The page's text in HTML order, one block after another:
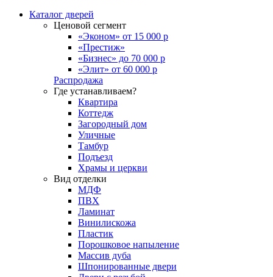
Каталог дверей
Ценовой сегмент
«Эконом» от 15 000 р
«Престиж»
«Бизнес» до 70 000 р
«Элит» от 60 000 р
Распродажа
Где устанавливаем?
Квартира
Коттедж
Загородный дом
Уличные
Тамбур
Подъезд
Храмы и церкви
Вид отделки
МДФ
ПВХ
Ламинат
Винилискожа
Пластик
Порошковое напыление
Массив дуба
Шпонированные двери